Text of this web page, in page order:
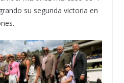
su segunda victoria en